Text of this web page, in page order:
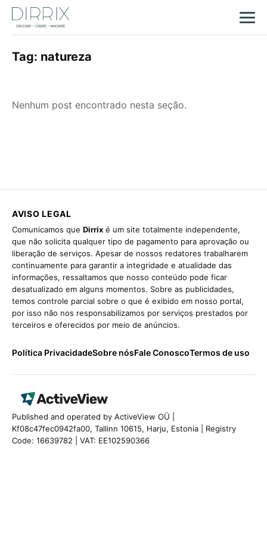
Tag: natureza
Nenhum post encontrado nesta seção.
AVISO LEGAL
Comunicamos que Dirrix é um site totalmente independente,
que não solicita qualquer tipo de pagamento para aprovação ou
liberação de serviços. Apesar de nossos redatores trabalharem
continuamente para garantir a integridade e atualidade das
informações, ressaltamos que nosso conteúdo pode ficar
desatualizado em alguns momentos. Sobre as publicidades,
temos controle parcial sobre o que é exibido em nosso portal,
por isso não nos responsabilizamos por serviços prestados por
terceiros e oferecidos por meio de anúncios.
Política PrivacidadeSobre nósFale ConoscoTermos de uso
Published and operated by ActiveView OÜ |
Kf08c47fec0942fa00, Tallinn 10615, Harju, Estonia | Registry
Code: 16639782 | VAT: EE102590366